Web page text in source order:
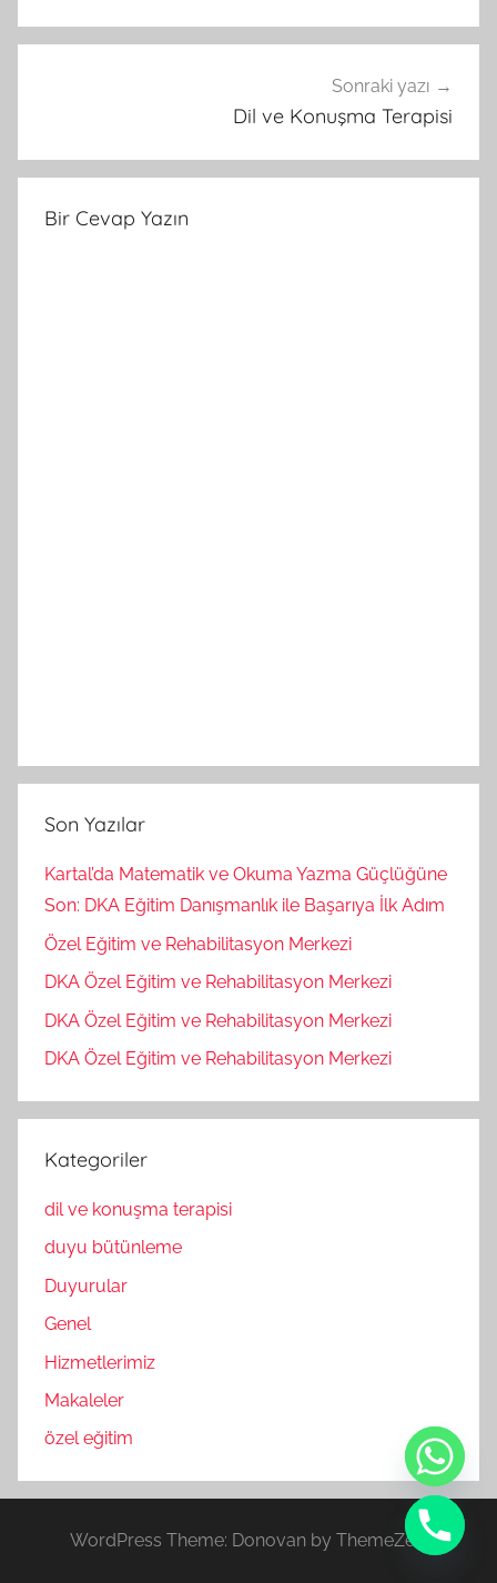
Sonraki yazı
Dil ve Konuşma Terapisi
Bir Cevap Yazın
Son Yazılar
Kartal’da Matematik ve Okuma Yazma Güçlüğüne
Son: DKA Eğitim Danışmanlık ile Başarıya İlk Adım
Özel Eğitim ve Rehabilitasyon Merkezi
DKA Özel Eğitim ve Rehabilitasyon Merkezi
DKA Özel Eğitim ve Rehabilitasyon Merkezi
DKA Özel Eğitim ve Rehabilitasyon Merkezi
Kategoriler
dil ve konuşma terapisi
duyu bütünleme
Duyurular
Genel
Hizmetlerimiz
Makaleler
özel eğitim
WordPress Theme: Donovan by ThemeZee.